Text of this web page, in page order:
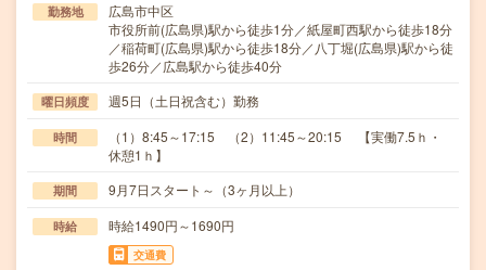
勤務地
広島市中区
市役所前(広島県)駅から徒歩1分／紙屋町西駅から徒歩18分
／稲荷町(広島県)駅から徒歩18分／八丁堀(広島県)駅から徒
歩26分／広島駅から徒歩40分
曜日頻度 週5日（土日祝含む）勤務
時間
（1）8:45～17:15 （2）11:45～20:15 【実働7.5ｈ・
休憩1ｈ】
期間 9月7日スタート～（3ヶ月以上）
時給 時給1490円～1690円
交通費